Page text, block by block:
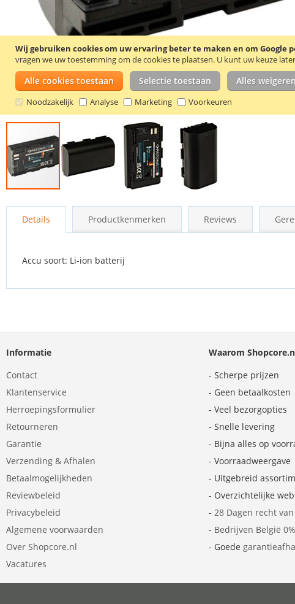
Wij gebruiken cookies om uw ervaring beter te maken en om
vragen we uw toestemming om de cookies te plaatsen. U kunt uw keuze
Alle cookies toestaan Selectie toestaan Alles
Noodzakelijk Analyse Marketing Voorkeuren
naar
Details Productkenmerken Reviews
Accu soort: Li-ion batterij
Informatie
Contact
Klantenservice
Herroepingsformulier
Retourneren
Garantie
Verzending & Afhalen
Betaalmogelijkheden
Reviewbeleid
Privacybeleid
Algemene voorwaarden
Over Shopcore.nl
Vacatures
Waarom
- Scherpe prijzen
- Geen betaalkosten
- Veel bezorgopties
- Snelle levering
- Bijna alles op
- Voorraadweergave
- Uitgebreid
- Overzichtelijke
- 28 Dagen recht
- Bedrijven België
- Goede